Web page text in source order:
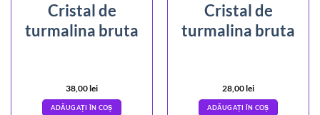
Cristal de
turmalina bruta
38,00lei
ADĂUGAȚI ÎN COȘ
Cristal de
turmalina bruta
28,00lei
ADĂUGAȚI ÎN COȘ